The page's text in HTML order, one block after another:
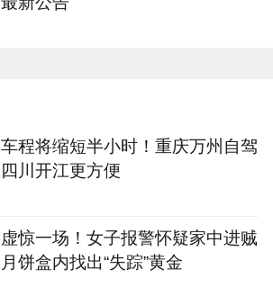
车程将缩短半小时！重庆万州自驾
四川开江更方便
虚惊一场！女子报警怀疑家中进贼
月饼盒内找出“失踪”黄金